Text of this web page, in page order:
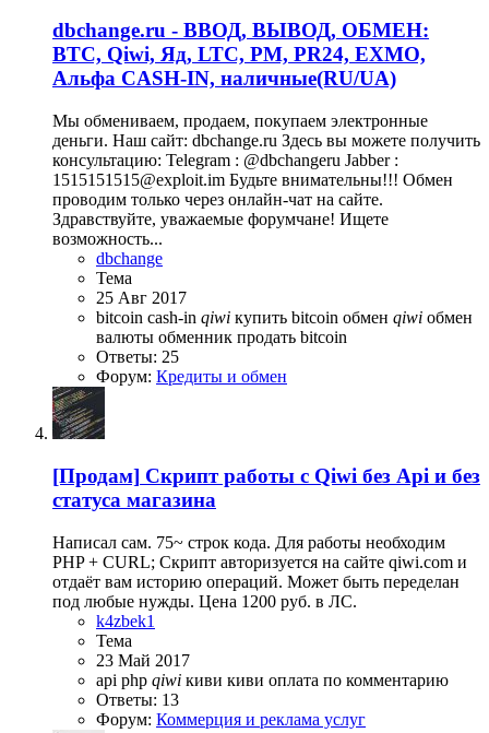
dbchange.ru - ВВОД, ВЫВОД, ОБМЕН:
BTC, Qiwi, Яд, LTC, PM, PR24, EXMO,
Альфа CASH-IN, наличные(RU/UA)
Мы обмениваем, продаем, покупаем электронные
деньги. Наш сайт: dbchange.ru Здесь вы можете получить
консультацию: Telegram : @dbсhangeru Jabber :
1515151515@exploit.im Будьте внимательны!!! Обмен
проводим только через онлайн-чат на сайте.
Здравствуйте, уважаемые форумчане! Ищете
возможность...
dbchange
Тема
25 Авг 2017
bitcoin cash-in qiwi купить bitcoin обмен qiwi обмен
валюты обменник продать bitcoin
Ответы: 25
Форум: Кредиты и обмен
[Продам] Скрипт работы с Qiwi без Api и без
статуса магазина
Написал сам. 75~ строк кода. Для работы необходим
PHP + CURL; Скрипт авторизуется на сайте qiwi.com и
отдаёт вам историю операций. Может быть переделан
под любые нужды. Цена 1200 руб. в ЛС.
k4zbek1
Тема
23 Май 2017
api php qiwi киви киви оплата по комментарию
Ответы: 13
Форум: Коммерция и реклама услуг